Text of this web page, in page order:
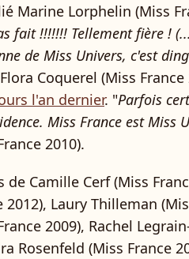
Marine Lorphelin (Miss
fait !!!!!!! Tellement fière !
de Miss Univers, c'est
Coquerel (Miss France
l'an dernier. "Parfois
Miss France est Miss
2010).
Camille Cerf (Miss
Laury Thilleman
2009), Rachel
Rosenfeld (Miss France